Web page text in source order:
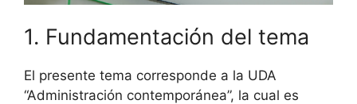
1. Fundamentación del tema
El presente tema corresponde a la UDA
“Administración contemporánea”, la cual es